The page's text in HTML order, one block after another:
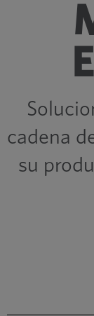
cadena
su